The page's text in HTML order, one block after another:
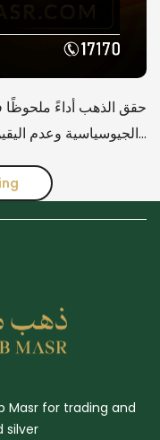
حقق الذهب أداءً
الجيوسياسية وعدم اليقين الاقتصادي، مع جهود بريكس لتشكيل…
أداء
أكتوبر:
المخاطر
وزيادة
Masr for trading and
silver